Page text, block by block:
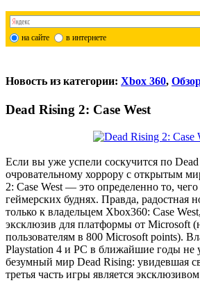
на сайте в интернете
Новость из категории: Xbox 360,
Dead Rising 2: Case West
Если вы уже успели соскучится по
очровательному хоррору с открытым
2: Case West — это определенно то,
геймерских буднях. Правда, радостная
только к владельцем Xbox360: Case
эксклюзив для платформы от Microsoft
пользователям в 800 Microsoft points).
Playstation 4 и PC в ближайшие годы не
безумный мир Dead Rising: увидевшая
третья часть игры является